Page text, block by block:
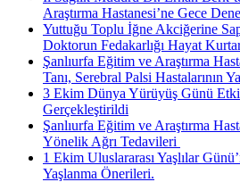
Araştırma Hastanesi’ne Gece
Yuttuğu Toplu İğne Akciğerine
Doktorun Fedakarlığı Hayat
Şanlıurfa Eğitim ve Araştırma
Tanı, Serebral Palsi Hastalarının
3 Ekim Dünya Yürüyüş Günü
Gerçekleştirildi
Şanlıurfa Eğitim ve Araştırma
Yönelik Ağrı Tedavileri ​
1 Ekim Uluslararası Yaşlılar
Yaşlanma Önerileri.